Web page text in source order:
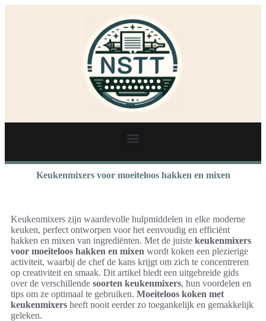
Keukenmixers voor moeiteloos hakken en mixen
Keukenmixers zijn waardevolle hulpmiddelen in elke moderne
keuken, perfect ontworpen voor het eenvoudig en efficiënt
hakken en mixen van ingrediënten. Met de juiste keukenmixers
voor moeiteloos hakken en mixen wordt koken een plezierige
activiteit, waarbij de chef de kans krijgt om zich te concentreren
op creativiteit en smaak. Dit artikel biedt een uitgebreide gids
over de verschillende soorten keukenmixers, hun voordelen en
tips om ze optimaal te gebruiken. Moeiteloos koken met
keukenmixers heeft nooit eerder zo toegankelijk en gemakkelijk
geleken.